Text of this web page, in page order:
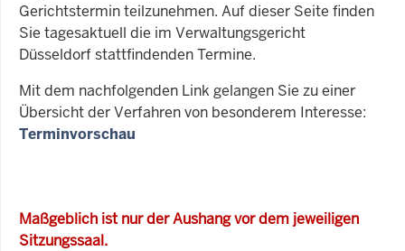
Gerichtstermin teilzunehmen. Auf dieser Seite finden
Sie tagesaktuell die im Verwaltungsgericht
Düsseldorf stattfindenden Termine.
Mit dem nachfolgenden Link gelangen Sie zu einer
Übersicht der Verfahren von besonderem Interesse:
Terminvorschau
Maßgeblich ist nur der Aushang vor dem jeweiligen
Sitzungssaal.